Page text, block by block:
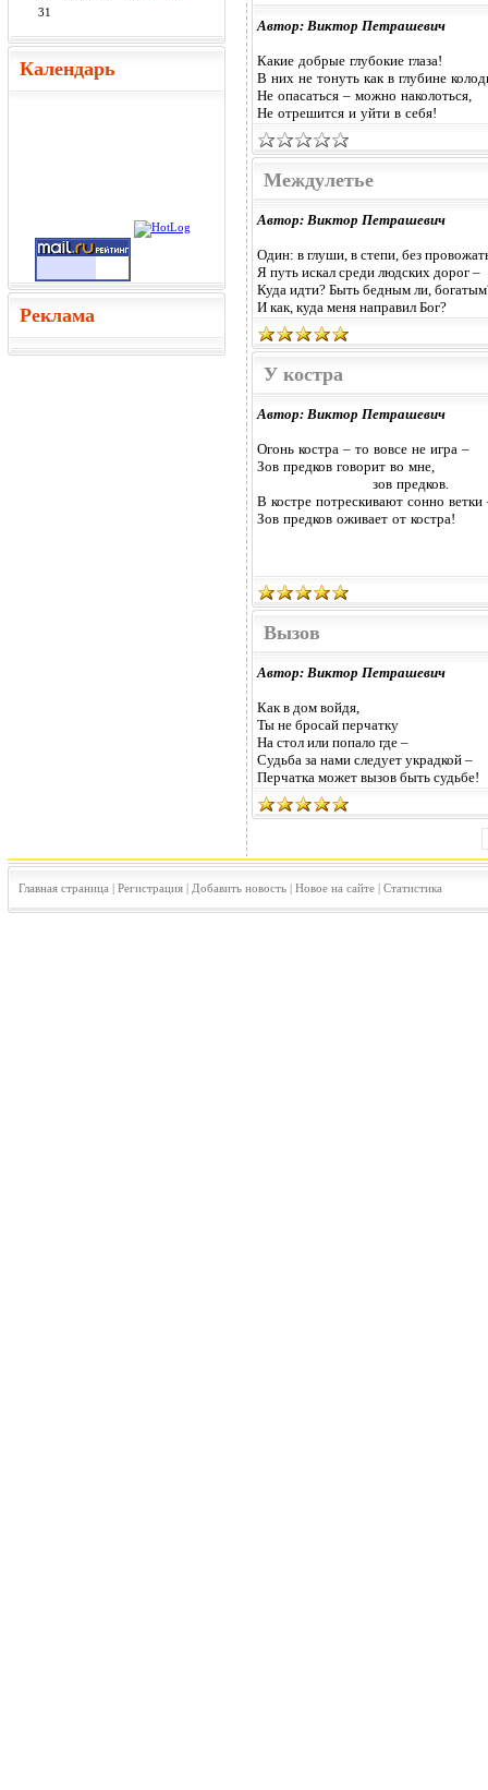
31
Календарь
Реклама
Автор: Виктор Петрашевич
Какие добрые глубокие глаза!
В них не тонуть как в глубине
Не опасаться – можно наколоться,
Не отрешится и уйти в себя!
Междулетье
Автор: Виктор Петрашевич
Один: в глуши, в степи, без
Я путь искал среди людских дорог –
Куда идти? Быть бедным ли,
И как, куда меня направил Бог?
У костра
Автор: Виктор Петрашевич
Огонь костра – то вовсе не игра –
Зов предков говорит во мне,
зов предков.
В костре потрескивают сонно ветки
Зов предков оживает от костра!
Вызов
Автор: Виктор Петрашевич
Как в дом войдя,
Ты не бросай перчатку
На стол или попало где –
Судьба за нами следует украдкой –
Перчатка может вызов быть судьбе!
Главная страница | Регистрация| Добавить новость| Новое на сайте| Статистика